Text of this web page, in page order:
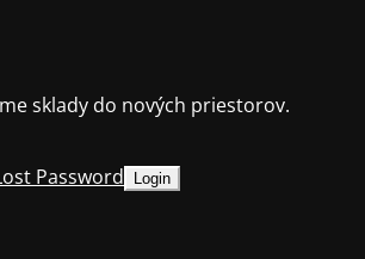
sklady do nových priestorov.
Password